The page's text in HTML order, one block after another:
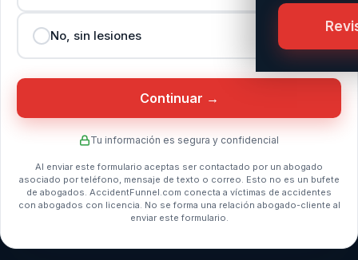
No, sin lesiones
Continuar →
Tu información es segura y confidencial
Al enviar este formulario aceptas ser contactado por un abogado
asociado por teléfono, mensaje de texto o correo. Esto no es un bufete
de abogados. AccidentFunnel.com conecta a víctimas de accidentes
con abogados con licencia. No se forma una relación abogado-cliente al
enviar este formulario.